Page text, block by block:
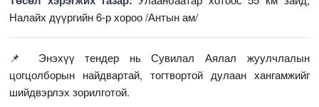
Налайх дүүргийн 6-р хороо /Антын ам/
📌 Энэхүү тендер нь Сувилал Аялал жуулчлалын
цогцолборын найдвартай, тогтвортой дулаан хангамжийг
шийдвэрлэх зорилготой.